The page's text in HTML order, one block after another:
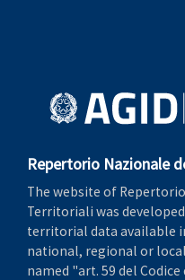
Repertorio Nazionale
The website of
Territoriali was
territorial data available
national, regional or
named "art. 59 del